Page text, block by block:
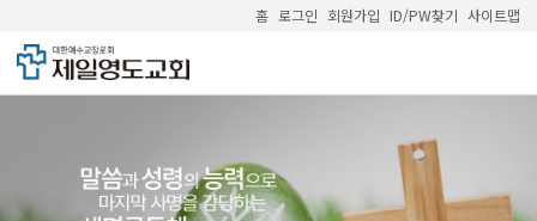
홈 로그인 회원가입 ID/PW찾기 사이트맵